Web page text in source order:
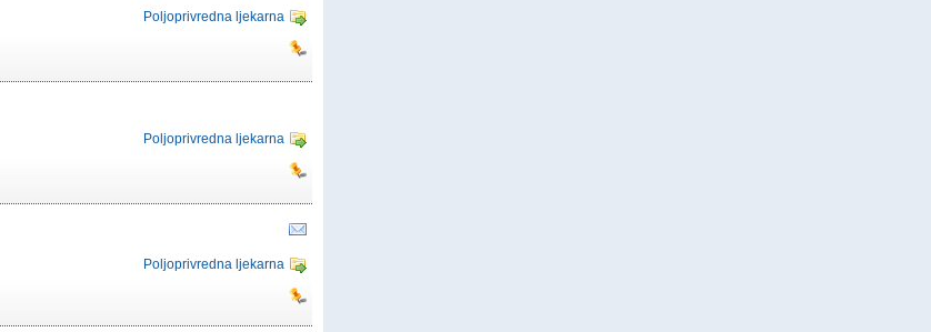
Poljoprivredna ljekarna
Poljoprivredna ljekarna
Poljoprivredna ljekarna